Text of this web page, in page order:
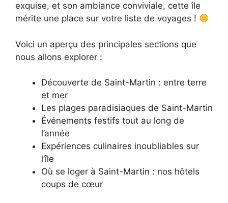
exquise, et son ambiance conviviale, cette île
mérite une place sur votre liste de voyages !
Voici un aperçu des principales sections que
nous allons explorer :
Découverte de Saint-Martin : entre terre
et mer
Les plages paradisiaques de Saint-Martin
Événements festifs tout au long de
l’année
Expériences culinaires inoubliables sur
l’île
Où se loger à Saint-Martin : nos hôtels
coups de cœur